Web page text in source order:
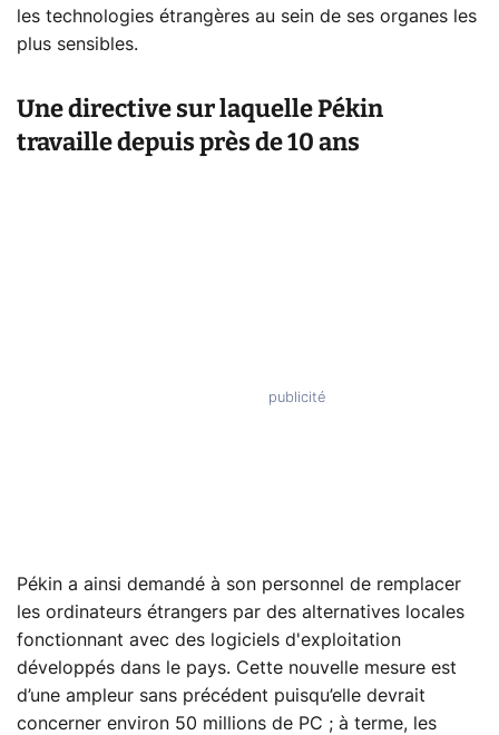
les technologies étrangères au sein de ses organes les
plus sensibles.
Une directive sur laquelle Pékin
travaille depuis près de 10 ans
Pékin a ainsi demandé à son personnel de remplacer
les ordinateurs étrangers par des alternatives locales
fonctionnant avec des logiciels d'exploitation
développés dans le pays. Cette nouvelle mesure est
d’une ampleur sans précédent puisqu’elle devrait
concerner environ 50 millions de PC ; à terme, les